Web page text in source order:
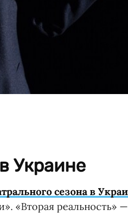
Украине
сезона в
«Вторая реальность»